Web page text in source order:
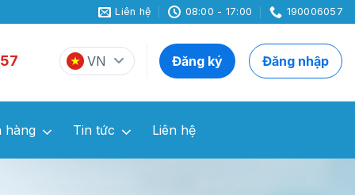
Liên hệ 08:00 - 17:00 190006057
VN Đăng ký Đăng nhập
hàng Tin tức Liên hệ